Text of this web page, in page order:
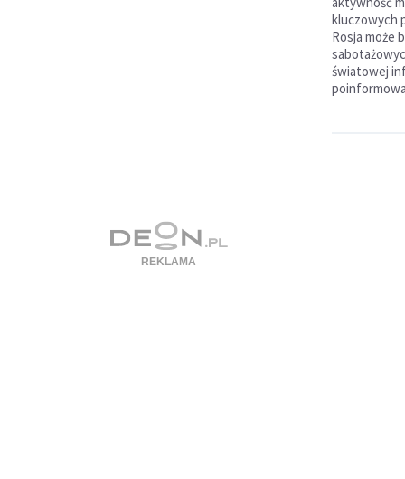
kluczowych
Rosja może
światowej